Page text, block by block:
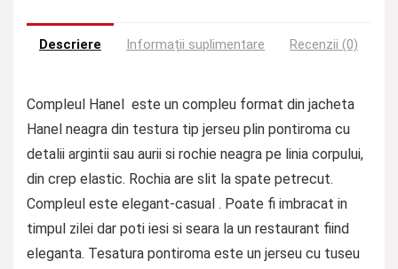
Descriere Informații suplimentare Recenzii (0)
Compleul Hanel este un compleu format din jacheta
Hanel neagra din testura tip jerseu plin pontiroma cu
detalii argintii sau aurii si rochie neagra pe linia corpului,
din crep elastic. Rochia are slit la spate petrecut.
Compleul este elegant-casual . Poate fi imbracat in
timpul zilei dar poti iesi si seara la un restaurant fiind
eleganta. Tesatura pontiroma este un jerseu cu tuseu